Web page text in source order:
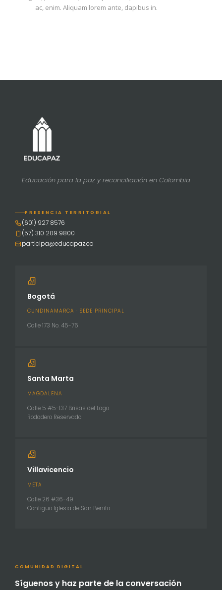
ac, enim. Aliquam lorem ante, dapibus in.
Educación para la paz y reconciliación en Colombia
PRESENCIA TERRITORIAL
(601) 927 8576
(57) 310 209 9800
participa@educapaz.co
Bogotá
CUNDINAMARCA · SEDE PRINCIPAL
Calle 173 No. 45-76
Santa Marta
MAGDALENA
Calle 5 #5-137 Brisas del Lago
Rodadero Reservado
Villavicencio
META
Calle 26 #36-49
Contiguo Iglesia de San Benito
COMUNIDAD DIGITAL
Síguenos y haz parte de la conversación